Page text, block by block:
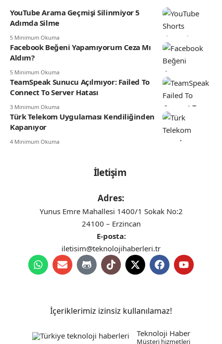
YouTube Arama Geçmişi Silinmiyor 5
Adımda Silme
5 Minimum Okuma
Facebook Beğeni Yapamıyorum Ceza Mı
Aldım?
5 Minimum Okuma
TeamSpeak Sunucu Açılmıyor: Failed To
Connect To Server Hatası
3 Minimum Okuma
Türk Telekom Uygulaması Kendiliğinden
Kapanıyor
4 Minimum Okuma
İletişim
Adres:
Yunus Emre Mahallesi 1400/1 Sokak No:2
24100 – Erzincan
E-posta:
iletisim@teknolojihaberleri.tr
İçeriklerimiz izinsiz kullanılamaz!
Teknoloji Haber
Müşteri hizmetleri